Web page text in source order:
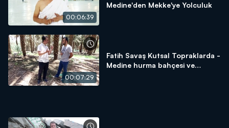
00:06:39
Medine'den Mekke'ye Yolculuk
00:07:29
Fatih Savaş Kutsal Topraklarda -
Medine hurma bahçesi ve